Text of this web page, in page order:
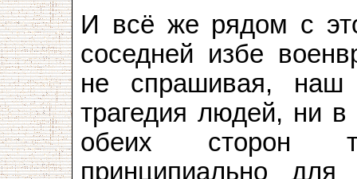
И всё же рядом с
соседней избе
не спрашивая,
трагедия людей, ни
обеих сторон
принципиально